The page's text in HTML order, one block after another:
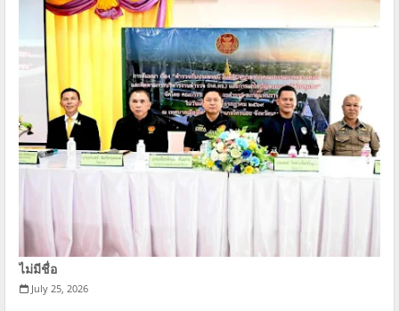
ไม่มีชื่อ
July 25, 2026